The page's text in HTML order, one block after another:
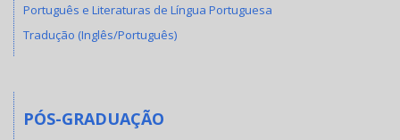
Português e Literaturas de Língua Portuguesa
Tradução (Inglês/Português)
PÓS-GRADUAÇÃO